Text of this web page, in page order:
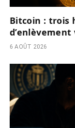
Bitcoin : trois
6 AOÛT 2026